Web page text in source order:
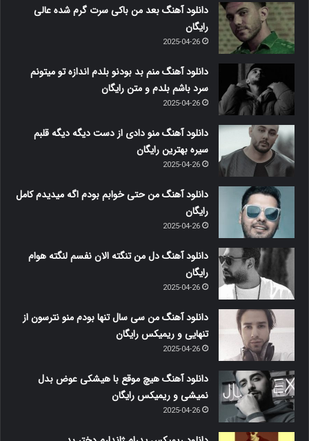
دانلود آهنگ بعد من باکی سرت گرم شده عالی
رایگان
2025-04-26
دانلود آهنگ منم بد بودنو بلدم اندازه تو میتونم
سرد باشم بلدم و متن رایگان
2025-04-26
دانلود آهنگ منو دادی از دست دیگه دیگه قلبم
سیره بهترین رایگان
2025-04-26
دانلود آهنگ من حتی خوابم بودم اگه میدیدم کامل
رایگان
2025-04-26
دانلود آهنگ دل من تنگته الان نفسم لنگته هوام
رایگان
2025-04-26
دانلود آهنگ من سی سال تنها بودم منو نترسون از
تنهایی و ریمیکس رایگان
2025-04-26
دانلود آهنگ هیچ موقع با هیشکی عوض بدل
نمیشی و ریمیکس رایگان
2025-04-26